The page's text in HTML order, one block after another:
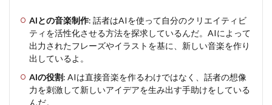
AIとの音楽制作: 話者はAIを使って自分のクリエイティビ
ティを活性化させる方法を探求しているんだ。AIによって
出力されたフレーズやイラストを基に、新しい音楽を作り
出しているよ。
AIの役割: AIは直接音楽を作るわけではなく、話者の想像
力を刺激して新しいアイデアを生み出す手助けをしている
んだ。